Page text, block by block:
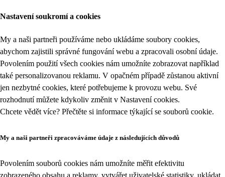
Nastavení soukromí a cookies
My a naši partneři používáme nebo ukládáme soubory cookies,
abychom zajistili správné fungování webu a zpracovali osobní údaje.
Povolením použití všech cookies nám umožníte zobrazovat například
také personalizovanou reklamu. V opačném případě zůstanou aktivní
jen nezbytné cookies, které potřebujeme k provozu webu. Své
rozhodnutí můžete kdykoliv změnit v Nastavení cookies.
Chcete vědět více? Přečtěte si informace týkající se souborů cookie.
My a naši partneři zpracováváme údaje z následujících důvodů
Povolením souborů cookies nám umožníte měřit efektivitu
zobrazeného obsahu a reklamy, vytvářet uživatelské statistiky, ukládat